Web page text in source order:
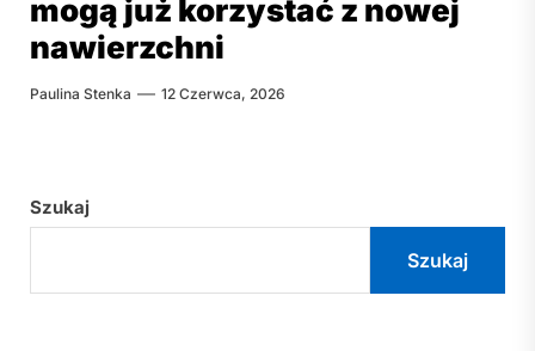
mogą już korzystać z nowej
nawierzchni
Paulina Stenka 12 Czerwca, 2026
Szukaj
Szukaj